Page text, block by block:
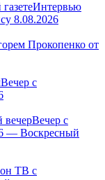
Интервью
8.08.2026
Прокопенко от
Вечер с
Вечер с
— Воскресный
ТВ с